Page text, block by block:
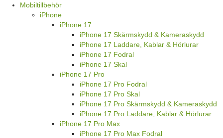
Mobiltillbehör
iPhone
iPhone 17
iPhone 17 Skärmskydd & Kameraskydd
iPhone 17 Laddare, Kablar & Hörlurar
iPhone 17 Fodral
iPhone 17 Skal
iPhone 17 Pro
iPhone 17 Pro Fodral
iPhone 17 Pro Skal
iPhone 17 Pro Skärmskydd & Kameraskydd
iPhone 17 Pro Laddare, Kablar & Hörlurar
iPhone 17 Pro Max
iPhone 17 Pro Max Fodral